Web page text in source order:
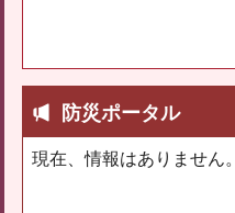
防災ポータル
現在、情報はありません。